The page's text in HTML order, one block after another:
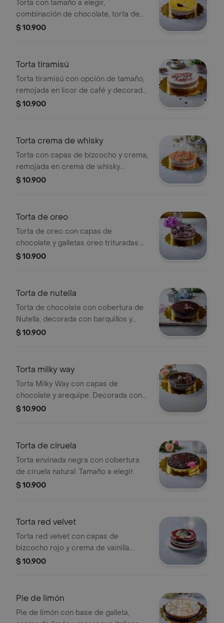
Torta con tamaño a elegir,
combinación de chocolate, torta de
vainilla y mousse de maracuyá.
$ 10.900
Torta tiramisú
Torta tiramisú con opción de tamaño,
remojada en licor de café y decorada
con cacao en polvo.
$ 10.900
Torta crema de whisky
Torta con capas de bizcocho y crema,
remojada en crema de whisky.
Tamaño a elegir.
$ 10.900
Torta de oreo
Torta de oreo con capas de
chocolate y galletas oreo trituradas.
Tamaño a elegir.
$ 10.900
Torta de nutella
Torta de chocolate con cobertura de
Nutella, decorada con barquillos y
bolitas de chocolate. Tamaño a elegir.
$ 10.900
Torta milky way
Torta Milky Way con capas de
chocolate y arequipe. Decorada con
chocolate blanco y oscuro. Tamaño a
$ 10.900
Torta de ciruela
Torta envinada negra con cobertura
de ciruela natural. Tamaño a elegir.
$ 10.900
Torta red velvet
Torta red velvet con capas de
bizcocho rojo y crema de vainilla.
Tamaño a elegir.
$ 10.900
Pie de limón
Pie de limón con base de galleta,